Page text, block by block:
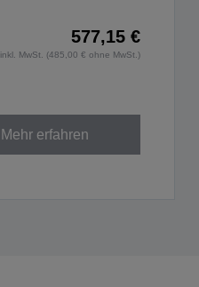
577,15 €
inkl. MwSt. (485,00 € ohne MwSt.)
Mehr erfahren